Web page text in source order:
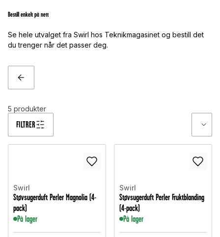
Bestill enkelt på nett
Se hele utvalget fra Swirl hos Teknikmagasinet og bestill det
du trenger når det passer deg.
TILBAKE
FILTRER
5 produkter
Swirl
Støvsugerduft Perler Magnolia (4-
pack)
På lager
Swirl
Støvsugerduft Perler Fruktblanding
(4-pack)
På lager